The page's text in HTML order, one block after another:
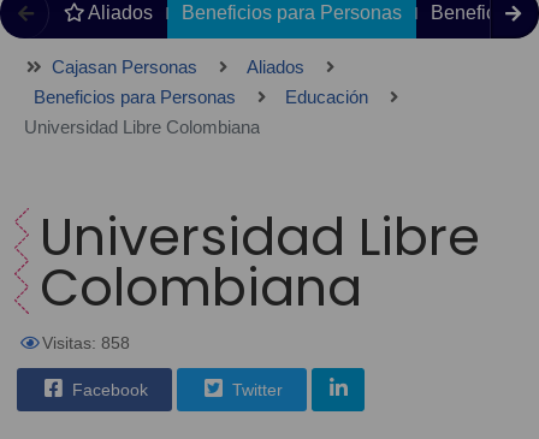
Aliados Beneficios para Personas Beneficios
Cajasan Personas
Aliados
Beneficios para Personas
Educación
Universidad Libre Colombiana
Universidad Libre
Colombiana
Visitas: 858
Facebook Twitter